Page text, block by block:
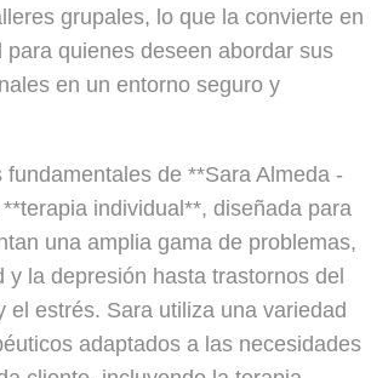
grupales, lo que la convierte en
para quienes deseen abordar sus
en un entorno seguro y
fundamentales de **Sara Almeda -
individual**, diseñada para
una amplia gama de problemas,
y la depresión hasta trastornos del
el estrés. Sara utiliza una variedad
adaptados a las necesidades